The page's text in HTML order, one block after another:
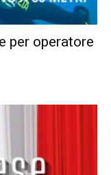
per operatore